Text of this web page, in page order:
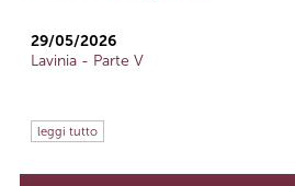
29/05/2026
Lavinia - Parte V
leggi tutto